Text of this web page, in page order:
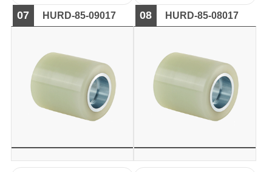
07 HURD-85-09017 08 HURD-85-08017